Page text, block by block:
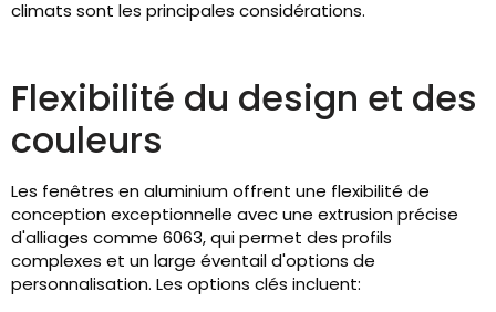
climats sont les principales considérations.
Flexibilité du design et des
couleurs
Les fenêtres en aluminium offrent une flexibilité de
conception exceptionnelle avec une extrusion précise
d'alliages comme 6063, qui permet des profils
complexes et un large éventail d'options de
personnalisation. Les options clés incluent: